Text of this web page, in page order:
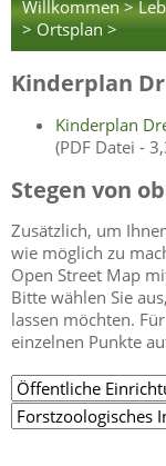
Willkommen >
> Ortsplan >
Kinderplan
Kinderplan
(PDF Datei -
Stegen von
Zusätzlich, um
wie möglich zu
Open Street Map
Bitte wählen Sie
lassen möchten.
einzelnen Punkte